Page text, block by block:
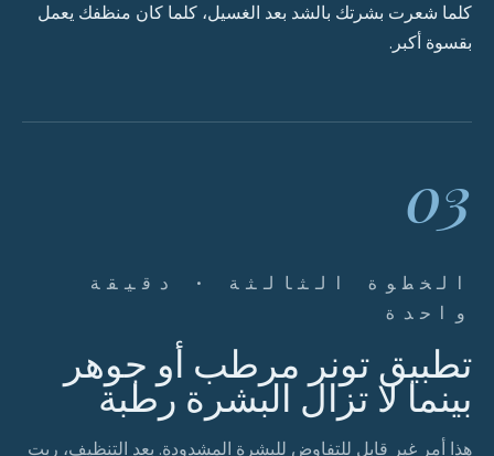
كلما شعرت بشرتك بالشد بعد الغسيل، كلما كان منظفك يعمل
بقسوة أكبر.
03
الخطوة الثالثة · دقيقة
واحدة
تطبيق تونر مرطب أو جوهر
بينما لا تزال البشرة رطبة
هذا أمر غير قابل للتفاوض للبشرة المشدودة. بعد التنظيف، ربت